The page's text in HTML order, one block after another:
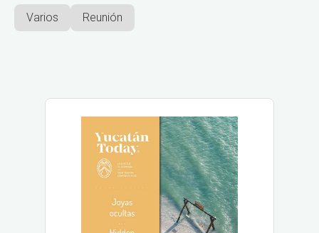
Varios Reunión